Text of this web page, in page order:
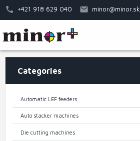
main
+421 918 629 040 minor@minor.sk
menuCategories
Automatic LEF feeders
Auto stacker machines
Die cutting machines